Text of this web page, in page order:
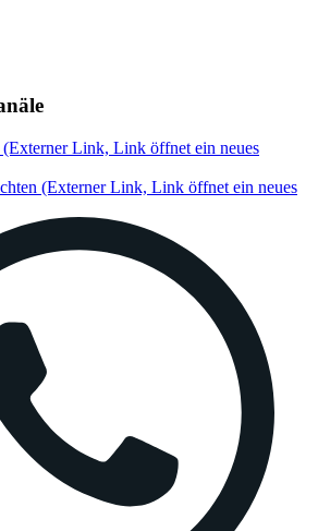
(Externer Link, Link öffnet ein neues
(Externer Link, Link öffnet ein neues